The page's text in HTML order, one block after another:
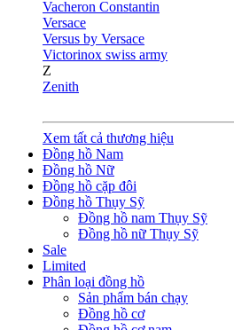
Vacheron Constantin
Versace
Versus by Versace
Victorinox swiss army
Z
Zenith
Xem tất cả thương hiệu
Đồng hồ Nam
Đồng hồ Nữ
Đồng hồ cặp đôi
Đồng hồ Thụy Sỹ
Đồng hồ nam Thụy Sỹ
Đồng hồ nữ Thụy Sỹ
Sale
Limited
Phân loại đồng hồ
Sản phẩm bán chạy
Đồng hồ cơ